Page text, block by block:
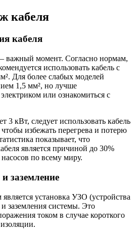
кабеля
кабеля
важный момент. Согласно нормам,
использовать кабель с
Для более слабых моделей
1,5 мм², но лучше
или ознакомиться с
3 кВт, следует использовать кабель
чтобы избежать перегрева и потерю
показывает, что
является причиной до 30%
по всему миру.
заземление
установка УЗО (устройства
заземления системы. Это
током в случае короткого